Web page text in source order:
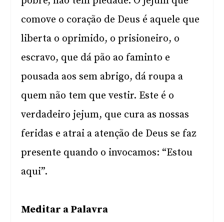
comove o coração de Deus é aquele que
liberta o oprimido, o prisioneiro, o
escravo, que dá pão ao faminto e
pousada aos sem abrigo, dá roupa a
quem não tem que vestir. Este é o
verdadeiro jejum, que cura as nossas
feridas e atrai a atenção de Deus se faz
presente quando o invocamos: “Estou
aqui”.
Meditar a Palavra